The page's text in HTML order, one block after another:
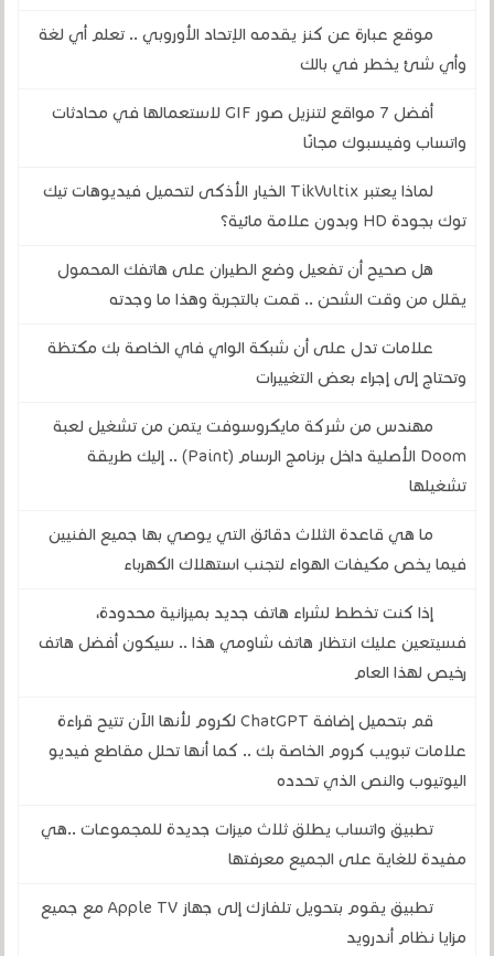
موقع عبارة عن كنز يقدمه الإتحاد الأوروبي .. تعلم أي لغة
وأي شئ يخطر في بالك
أفضل 7 مواقع لتنزيل صور GIF لاستعمالها في محادثات
واتساب وفيسبوك مجانًا
لماذا يعتبر TikVultix الخيار الأذكى لتحميل فيديوهات تيك
توك بجودة HD وبدون علامة مائية؟
هل صحيح أن تفعيل وضع الطيران على هاتفك المحمول
يقلل من وقت الشحن .. قمت بالتجربة وهذا ما وجدته
علامات تدل على أن شبكة الواي فاي الخاصة بك مكتظة
وتحتاج إلى إجراء بعض التغييرات
مهندس من شركة مايكروسوفت يتمن من تشغيل لعبة
Doom الأصلية داخل برنامج الرسام (Paint) .. إليك طريقة
تشغيلها
ما هي قاعدة الثلاث دقائق التي يوصي بها جميع الفنيين
فيما يخص مكيفات الهواء لتجنب استهلاك الكهرباء
إذا كنت تخطط لشراء هاتف جديد بميزانية محدودة،
فسيتعين عليك انتظار هاتف شاومي هذا .. سيكون أفضل هاتف
رخيص لهذا العام
قم بتحميل إضافة ChatGPT لكروم لأنها الآن تتيح قراءة
علامات تبويب كروم الخاصة بك .. كما أنها تحلل مقاطع فيديو
اليوتيوب والنص الذي تحدده
تطبيق واتساب يطلق ثلاث ميزات جديدة للمجموعات ..هي
مفيدة للغاية على الجميع معرفتها
تطبيق يقوم بتحويل تلفازك إلى جهاز Apple TV مع جميع
مزايا نظام أندرويد